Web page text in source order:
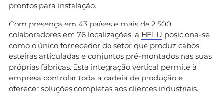
prontos para instalação.
Com presença em 43 países e mais de 2.500
colaboradores em 76 localizações, a HELU posiciona-se
como o único fornecedor do setor que produz cabos,
esteiras articuladas e conjuntos pré-montados nas suas
próprias fábricas. Esta integração vertical permite à
empresa controlar toda a cadeia de produção e
oferecer soluções completas aos clientes industriais.